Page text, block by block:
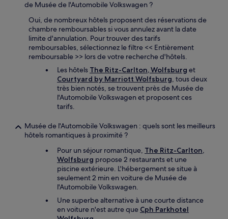
de Musée de l'Automobile Volkswagen ?
Oui, de nombreux hôtels proposent des réservations de
chambre remboursables si vous annulez avant la date
limite d'annulation. Pour trouver des tarifs
remboursables, sélectionnez le filtre << Entièrement
remboursable >> lors de votre recherche d'hôtels.
Les hôtels The Ritz-Carlton, Wolfsburg et
Courtyard by Marriott Wolfsburg, tous deux
très bien notés, se trouvent près de Musée de
l'Automobile Volkswagen et proposent ces
tarifs.
Musée de l'Automobile Volkswagen : quels sont les meilleurs
hôtels romantiques à proximité ?
Pour un séjour romantique, The Ritz-Carlton,
Wolfsburg propose 2 restaurants et une
piscine extérieure. L'hébergement se situe à
seulement 2 min en voiture de Musée de
l'Automobile Volkswagen.
Une superbe alternative à une courte distance
en voiture n'est autre que Cph Parkhotel